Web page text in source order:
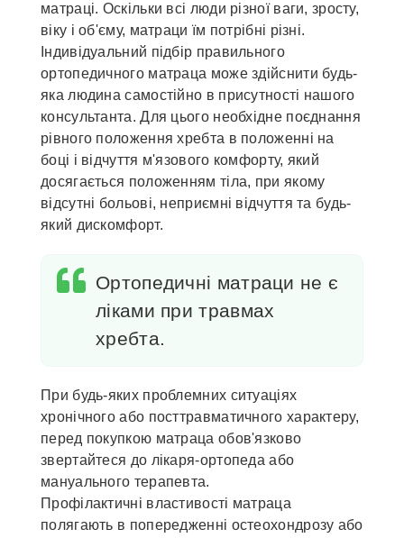
матраці. Оскільки всі люди різної ваги, зросту,
віку і об'єму, матраци їм потрібні різні.
Індивідуальний підбір правильного
ортопедичного матраца може здійснити будь-
яка людина самостійно в присутності нашого
консультанта. Для цього необхідне поєднання
рівного положення хребта в положенні на
боці і відчуття м'язового комфорту, який
досягається положенням тіла, при якому
відсутні больові, неприємні відчуття та будь-
який дискомфорт.
Ортопедичні матраци не є
ліками при травмах
хребта.
При будь-яких проблемних ситуаціях
хронічного або посттравматичного характеру,
перед покупкою матраца обов'язково
звертайтеся до лікаря-ортопеда або
мануального терапевта.
Профілактичні властивості матраца
полягають в попередженні остеохондрозу або